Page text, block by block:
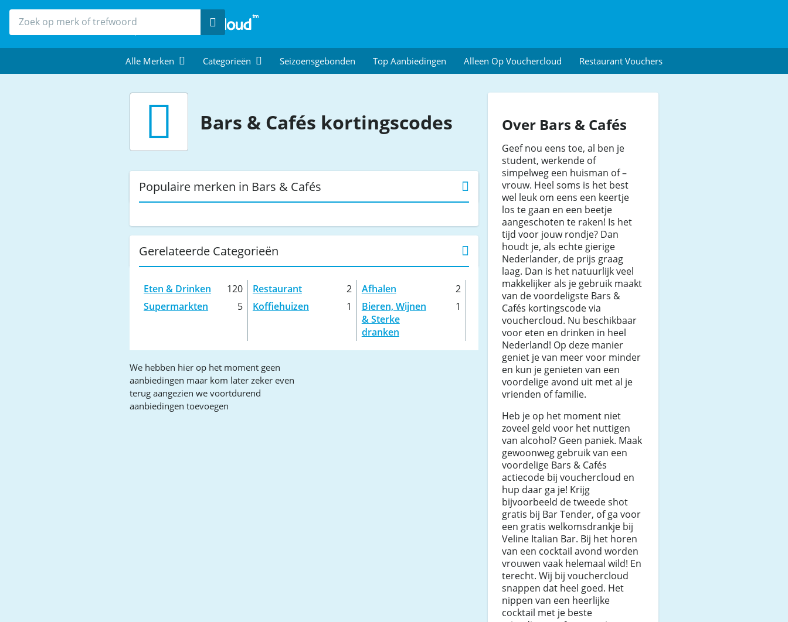
Zoek
Alle Merken Categorieën Seizoensgebonden Top Aanbiedingen Alleen Op Vouchercloud Restaurant Vouchers
Bars & Cafés kortingscodes
Populaire merken in Bars & Cafés
Gerelateerde Categorieën
Eten & Drinken 120 Restaurant 2 Afhalen
2
Supermarkten
5 Koffiehuizen 1
Bieren, Wijnen
& Sterke
dranken
1
We hebben hier op het moment geen
aanbiedingen maar kom later zeker even
terug aangezien we voortdurend
aanbiedingen toevoegen
Over Bars & Cafés
Geef nou eens toe, al ben je
student, werkende of
simpelweg een huisman of –
vrouw. Heel soms is het best
wel leuk om eens een keertje
los te gaan en een beetje
aangeschoten te raken! Is het
tijd voor jouw rondje? Dan
houdt je, als echte gierige
Nederlander, de prijs graag
laag. Dan is het natuurlijk veel
makkelijker als je gebruik maakt
van de voordeligste Bars &
Cafés kortingscode via
vouchercloud. Nu beschikbaar
voor eten en drinken in heel
Nederland! Op deze manier
geniet je van meer voor minder
en kun je genieten van een
voordelige avond uit met al je
vrienden of familie.
Heb je op het moment niet
zoveel geld voor het nuttigen
van alcohol? Geen paniek. Maak
gewoonweg gebruik van een
voordelige Bars & Cafés
actiecode bij vouchercloud en
hup daar ga je! Krijg
bijvoorbeeld de tweede shot
gratis bij Bar Tender, of ga voor
een gratis welkomsdrankje bij
Veline Italian Bar. Bij het horen
van een cocktail avond worden
vrouwen vaak helemaal wild! En
terecht. Wij bij vouchercloud
snappen dat heel goed. Het
nippen van een heerlijke
cocktail met je beste